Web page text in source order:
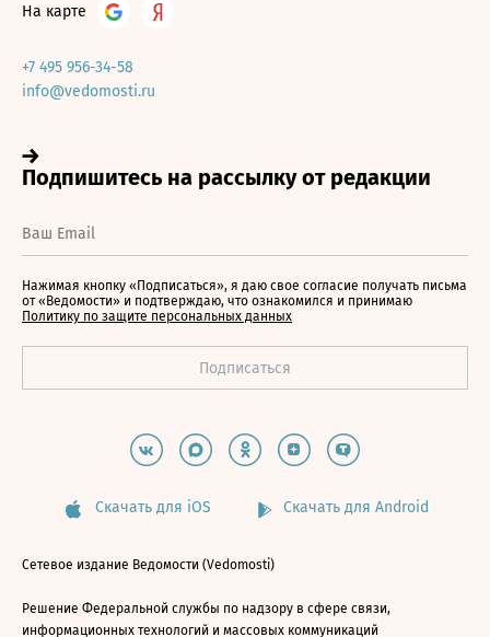
На карте
+7 495 956-34-58
info@vedomosti.ru
Нажимая кнопку «Подписаться», я даю свое согласие получать письма
от «Ведомости» и подтверждаю, что ознакомился и принимаю
Политику по защите персональных данных
Скачать для iOS Скачать для Android
Сетевое издание Ведомости (Vedomosti)
Решение Федеральной службы по надзору в сфере связи,
информационных технологий и массовых коммуникаций